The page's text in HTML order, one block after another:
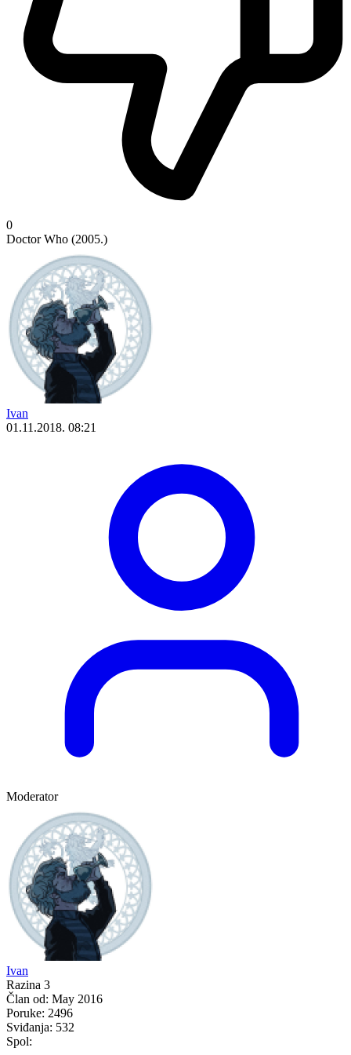
0
Doctor Who (2005.)
Ivan
01.11.2018. 08:21
Moderator
Ivan
Razina 3
Član od: May 2016
Poruke: 2496
Sviđanja: 532
Spol: